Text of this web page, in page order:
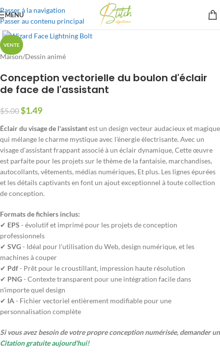
Passer à la navigation
Passer au contenu principal
MENU
VENTE
Maison/Dessin animé
Conception vectorielle du boulon d'éclair
de face de l'assistant
$5.00$1.49
Éclair du visage de l'assistantest un design vecteur audacieux et magique
qui mélange le charme mystique avec l'énergie électrisante. Avec un
visage d'assistant frappant associé à un éclair dynamique, Cette œuvre
est parfaite pour les projets sur le thème de la fantaisie, marchandises,
autocollants, vêtements, médias numériques, Et plus. Les lignes épurées
et les détails captivants en font un ajout exceptionnel à toute collection
de conception.
Formats de fichiers inclus:
✔ EPS - évolutif et imprimé pour les projets de conception
professionnels
✔ SVG- Idéal pour l'utilisation du Web, design numérique, et les
machines à couper
✔ Pdf- Prêt pour le croustillant, impression haute résolution
✔ PNG- Contexte transparent pour une intégration facile dans
n'importe quel design
✔ IA- Fichier vectoriel entièrement modifiable pour une
personnalisation complète
Si vous avez besoin de votre propre conception numérisée, demander un
Citation gratuite aujourd'hui!